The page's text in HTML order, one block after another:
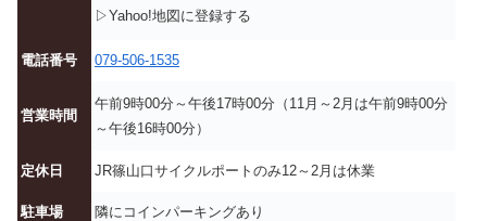
▷Yahoo!地図に登録する
電話番号 079-506-1535
営業時間
午前9時00分～午後17時00分（11月～2月は午前9時00分
～午後16時00分）
定休日 JR篠山口サイクルポートのみ12～2月は休業
駐車場 隣にコインパーキングあり